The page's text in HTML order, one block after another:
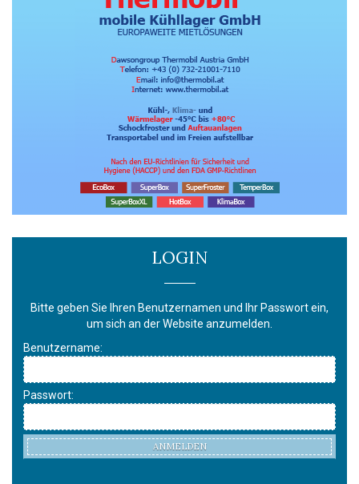
LOGIN
Bitte geben Sie Ihren Benutzernamen und Ihr Passwort ein,
um sich an der Website anzumelden.
Benutzername:
Passwort:
ANMELDEN